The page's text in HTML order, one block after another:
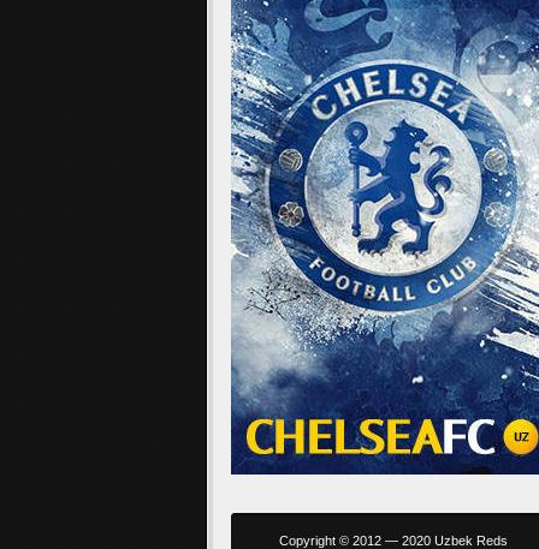
Copyright © 2012 — 2020 Uzbek Reds